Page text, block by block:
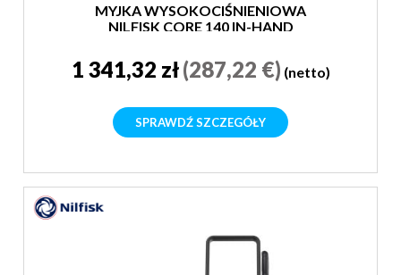
MYJKA WYSOKOCIŚNIENIOWA
NILFISK CORE 140 IN-HAND
1 341,32 zł(287,22 €) (netto)
SPRAWDŹ SZCZEGÓŁY